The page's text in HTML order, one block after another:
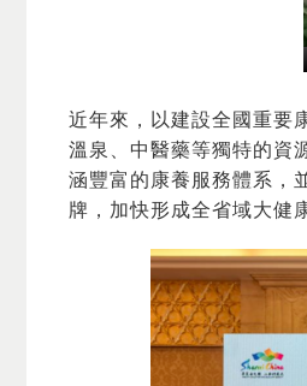
近年來，以建設全國重要
溫泉、中醫藥等獨特的資
涵豐富的康養服務體系，
牌，加快形成全省域大健